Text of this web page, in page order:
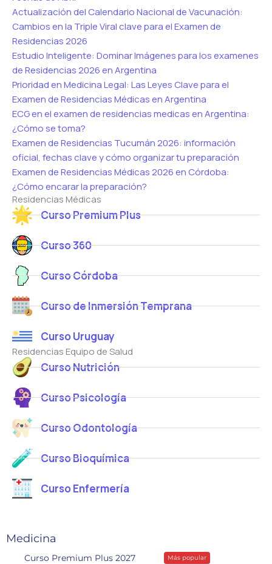
Actualización del Calendario Nacional de Vacunación:
Cambios en la Triple Viral clave para el Examen de
Residencias 2026
Estudio Inteligente: Dominar Imágenes para los examenes
de Residencias 2026 en Argentina
Prioridad en Medicina Legal: Las Leyes Clave para el
Examen de Residencias Médicas en Argentina
ECG en el examen de residencias medicas en Argentina:
¿Cómo se toma?
Examen de Residencias Tucumán 2026: información
oficial, fechas clave y cómo organizar tu preparación
Examen de Residencias Médicas 2026 en Córdoba:
¿Cómo encarar la preparación?
Residencias Médicas
Curso Premium Plus
Curso 360
Curso Córdoba
Curso de Inmersión Temprana
Curso Uruguay
Residencias Equipo de Salud
Curso Nutrición
Curso Psicología
Curso Odontología
Curso Bioquímica
Curso Enfermería
Medicina
Curso Premium Plus 2027 Más popular